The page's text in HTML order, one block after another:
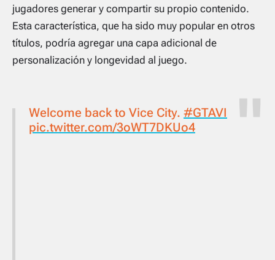
jugadores generar y compartir su propio contenido.
Esta característica, que ha sido muy popular en otros
títulos, podría agregar una capa adicional de
personalización y longevidad al juego.
Welcome back to Vice City. #GTAVI
pic.twitter.com/3oWT7DKUo4